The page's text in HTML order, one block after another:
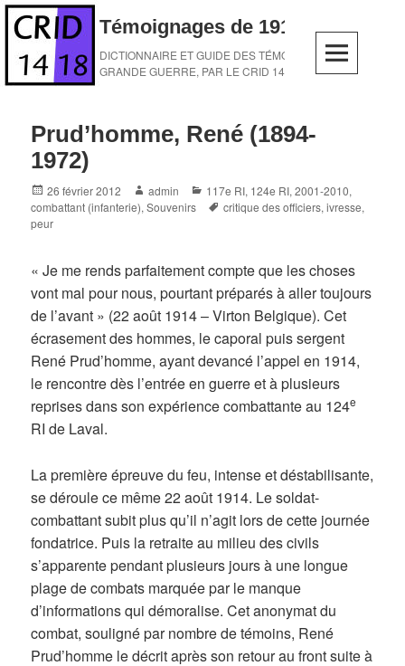
Skip
content
Témoignages de 1914-1918
DICTIONNAIRE ET GUIDE DES TÉMOINS DE LA
GRANDE GUERRE, PAR LE CRID 14-18
Prud’homme, René (1894-
1972)
Posted
on
26 février 2012 Author
admin Categories
117e RI, 124e RI,2001-2010,
combattant (infanterie),Souvenirs Tags
critique des officiers,ivresse,
peur
« Je me rends parfaitement compte que les choses
vont mal pour nous, pourtant préparés à aller toujours
de l’avant » (22 août 1914 – Virton Belgique). Cet
écrasement des hommes, le caporal puis sergent
René Prud’homme, ayant devancé l’appel en 1914,
le rencontre dès l’entrée en guerre et à plusieurs
reprises dans son expérience combattante au 124e
RI de Laval.
La première épreuve du feu, intense et déstabilisante,
se déroule ce même 22 août 1914. Le soldat-
combattant subit plus qu’il n’agit lors de cette journée
fondatrice. Puis la retraite au milieu des civils
s’apparente pendant plusieurs jours à une longue
plage de combats marquée par le manque
d’informations qui démoralise. Cet anonymat du
combat, souligné par nombre de témoins, René
Prud’homme le décrit après son retour au front suite à